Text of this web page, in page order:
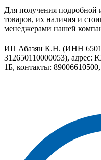
Для получения подробной
товаров, их наличия и
менеджерами нашей
ИП Абазян К.Н. (ИНН
312650110000053), адрес:
1Б, контакты: